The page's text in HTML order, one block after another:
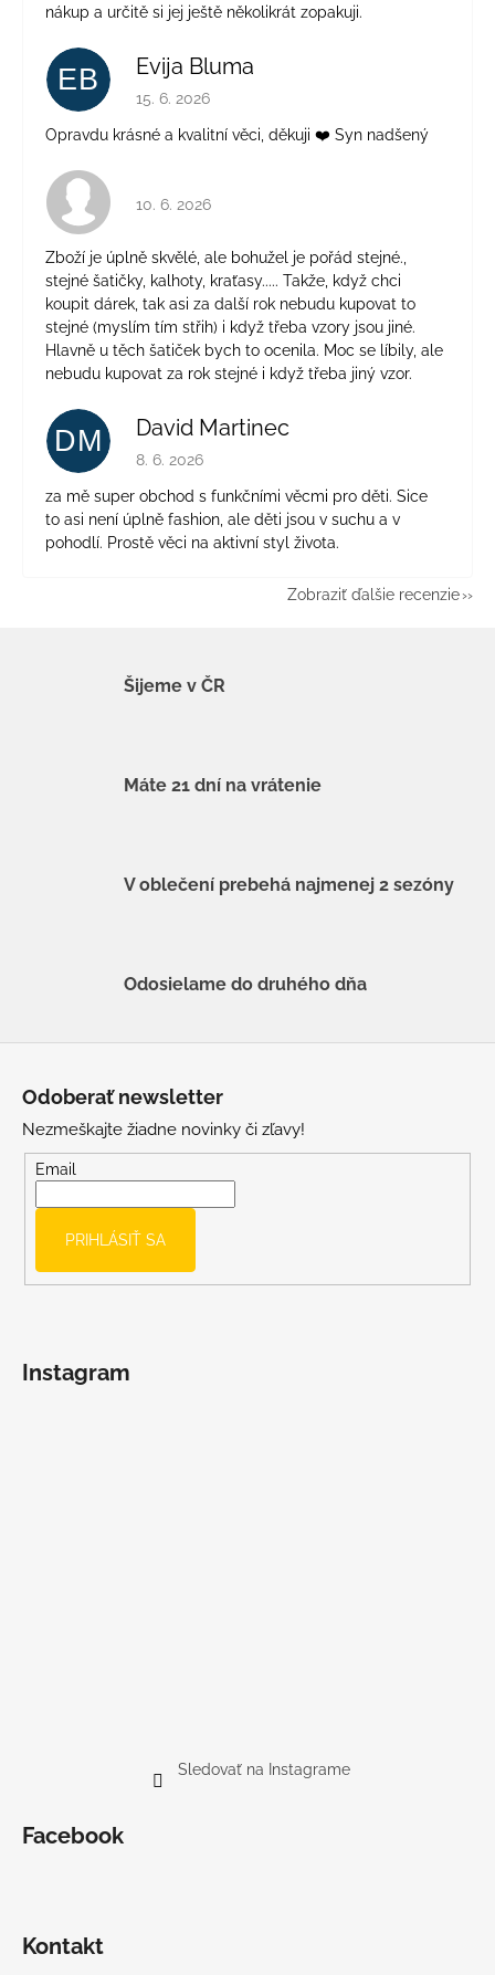
nákup a určitě si jej ještě několikrát zopakuji.
EB Evija Bluma
Hodnotenie obchodu je 5 z 5 hviezdičiek.
15. 6. 2026
Opravdu krásné a kvalitní věci, děkuji ❤️ Syn nadšený
Hodnotenie obchodu je 4 z 5 hviezdičiek.
10. 6. 2026
Zboží je úplně skvělé, ale bohužel je pořád stejné.,
stejné šatičky, kalhoty, kraťasy..... Takže, když chci
koupit dárek, tak asi za další rok nebudu kupovat to
stejné (myslím tím střih) i když třeba vzory jsou jiné.
Hlavně u těch šatiček bych to ocenila. Moc se líbily, ale
nebudu kupovat za rok stejné i když třeba jiný vzor.
DM David Martinec
Hodnotenie obchodu je 5 z 5 hviezdičiek.
8. 6. 2026
za mě super obchod s funkčními věcmi pro děti. Sice
to asi není úplně fashion, ale děti jsou v suchu a v
pohodlí. Prostě věci na aktivní styl života.
Zobraziť ďalšie recenzie
Šijeme v ČR
Máte 21 dní na vrátenie
V oblečení prebehá najmenej 2 sezóny
Odosielame do druhého dňa
Odoberať newsletter
Nezmeškajte žiadne novinky či zľavy!
Email
PRIHLÁSIŤ SA
Instagram
Sledovať na Instagrame
Facebook
Kontakt